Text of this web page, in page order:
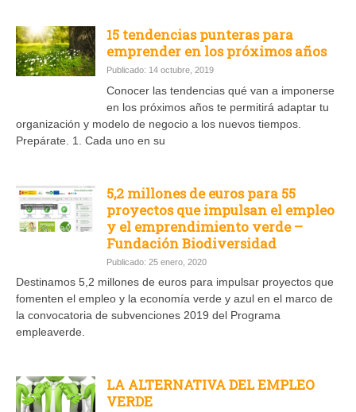
15 tendencias punteras para
emprender en los próximos años
Publicado: 14 octubre, 2019
Conocer las tendencias qué van a imponerse
en los próximos años te permitirá adaptar tu
organización y modelo de negocio a los nuevos tiempos.
Prepárate. 1. Cada uno en su
5,2 millones de euros para 55
proyectos que impulsan el empleo
y el emprendimiento verde –
Fundación Biodiversidad
Publicado: 25 enero, 2020
Destinamos 5,2 millones de euros para impulsar proyectos que
fomenten el empleo y la economía verde y azul en el marco de
la convocatoria de subvenciones 2019 del Programa
empleaverde.
LA ALTERNATIVA DEL EMPLEO
VERDE